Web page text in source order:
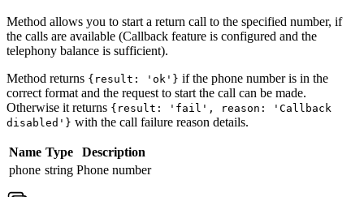
Method allows you to start a return call to the specified number, if
the calls are available (Callback feature is configured and the
telephony balance is sufficient).
Method returns {result: 'ok'} if the phone number is in the
correct format and the request to start the call can be made.
Otherwise it returns {result: 'fail', reason: 'Callback
disabled'} with the call failure reason details.
Name Type
Description
phone string Phone number